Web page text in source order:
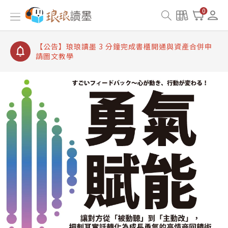
0
【公告】琅琅讀墨書櫃開通常見問題
【公告】琅琅讀墨 3 分鐘完成書櫃開通與資產合併申
【公告】琅琅書店服務升級重要說明及資產合併結果
查詢